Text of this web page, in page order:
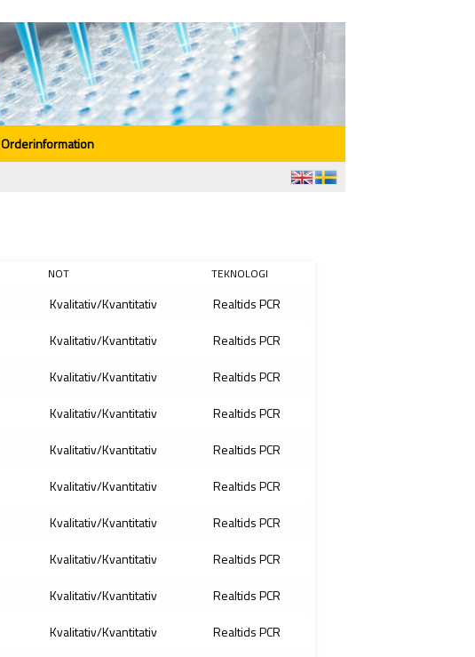
Orderinformation
NOT TEKNOLOGI
Kvalitativ/Kvantitativ
Realtids PCR
Kvalitativ/Kvantitativ
Realtids PCR
Kvalitativ/Kvantitativ
Realtids PCR
Kvalitativ/Kvantitativ
Realtids PCR
Kvalitativ/Kvantitativ
Realtids PCR
Kvalitativ/Kvantitativ
Realtids PCR
Kvalitativ/Kvantitativ
Realtids PCR
Kvalitativ/Kvantitativ
Realtids PCR
Kvalitativ/Kvantitativ
Realtids PCR
Kvalitativ/Kvantitativ
Realtids PCR